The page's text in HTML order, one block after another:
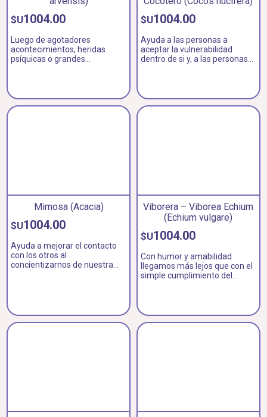
$U1004.00
Luego de agotadores
acontecimientos, heridas
psíquicas o grandes
$U1004.00
Ayuda a las personas a
aceptar la vulnerabilidad
dentro de si y, a las personas
Mimosa (Acacia)
$U1004.00
Ayuda a mejorar el contacto
con los otros al
concientizarnos de nuestra
Viborera – Viborea Echium
(Echium vulgare)
$U1004.00
Con humor y amabilidad
llegamos más lejos que con el
simple cumplimiento del
que una sonrisa puede abrir
puertas.